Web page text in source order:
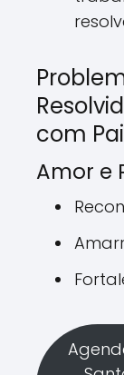
com
Amor e